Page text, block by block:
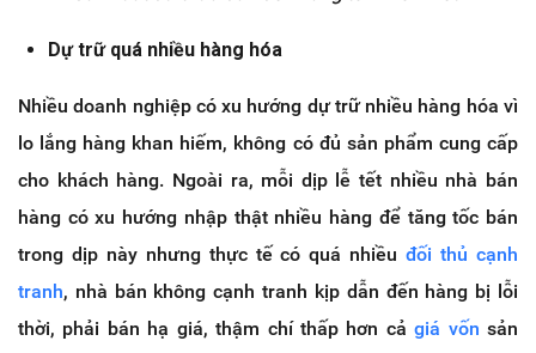
Dự trữ quá nhiều hàng hóa
Nhiều doanh nghiệp có xu hướng dự trữ nhiều hàng hóa vì
lo lắng hàng khan hiếm, không có đủ sản phẩm cung cấp
cho khách hàng. Ngoài ra, mỗi dịp lễ tết nhiều nhà bán
hàng có xu hướng nhập thật nhiều hàng để tăng tốc bán
trong dịp này nhưng thực tế có quá nhiềuđối thủ cạnh
tranh, nhà bán không cạnh tranh kịp dẫn đến hàng bị lỗi
thời, phải bán hạ giá, thậm chí thấp hơn cảgiá vốn sản